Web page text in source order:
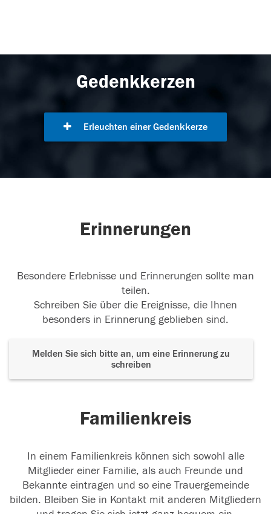
Gedenkkerzen
Erleuchten einer Gedenkkerze
Erinnerungen
Besondere Erlebnisse und Erinnerungen sollte man
teilen.
Schreiben Sie über die Ereignisse, die Ihnen
besonders in Erinnerung geblieben sind.
Melden Sie sich bitte an, um eine Erinnerung zu
schreiben
Familienkreis
In einem Familienkreis können sich sowohl alle
Mitglieder einer Familie, als auch Freunde und
Bekannte eintragen und so eine Trauergemeinde
bilden. Bleiben Sie in Kontakt mit anderen Mitgliedern